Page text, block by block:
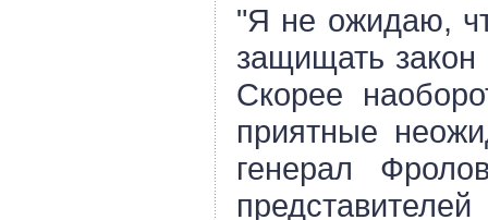
"Я не ожидаю,
защищать закон
Скорее
приятные
генерал